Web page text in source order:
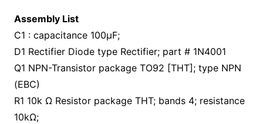
Assembly List
C1 : capacitance 100μF;
D1 Rectifier Diode type Rectifier; part # 1N4001
Q1 NPN-Transistor package TO92 [THT]; type NPN
(EBC)
R1 10k Ω Resistor package THT; bands 4; resistance
10kΩ;